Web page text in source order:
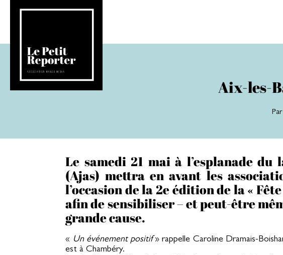
Aix-les-
Le samedi 21 mai à l’esplanade du
(Ajas) mettra en avant les
l’occasion de la 2e édition de la «
afin de sensibiliser – et peut-être
grande cause.
« Un événement positif» rappelle Caroline Dramais-
est à Chambéry.